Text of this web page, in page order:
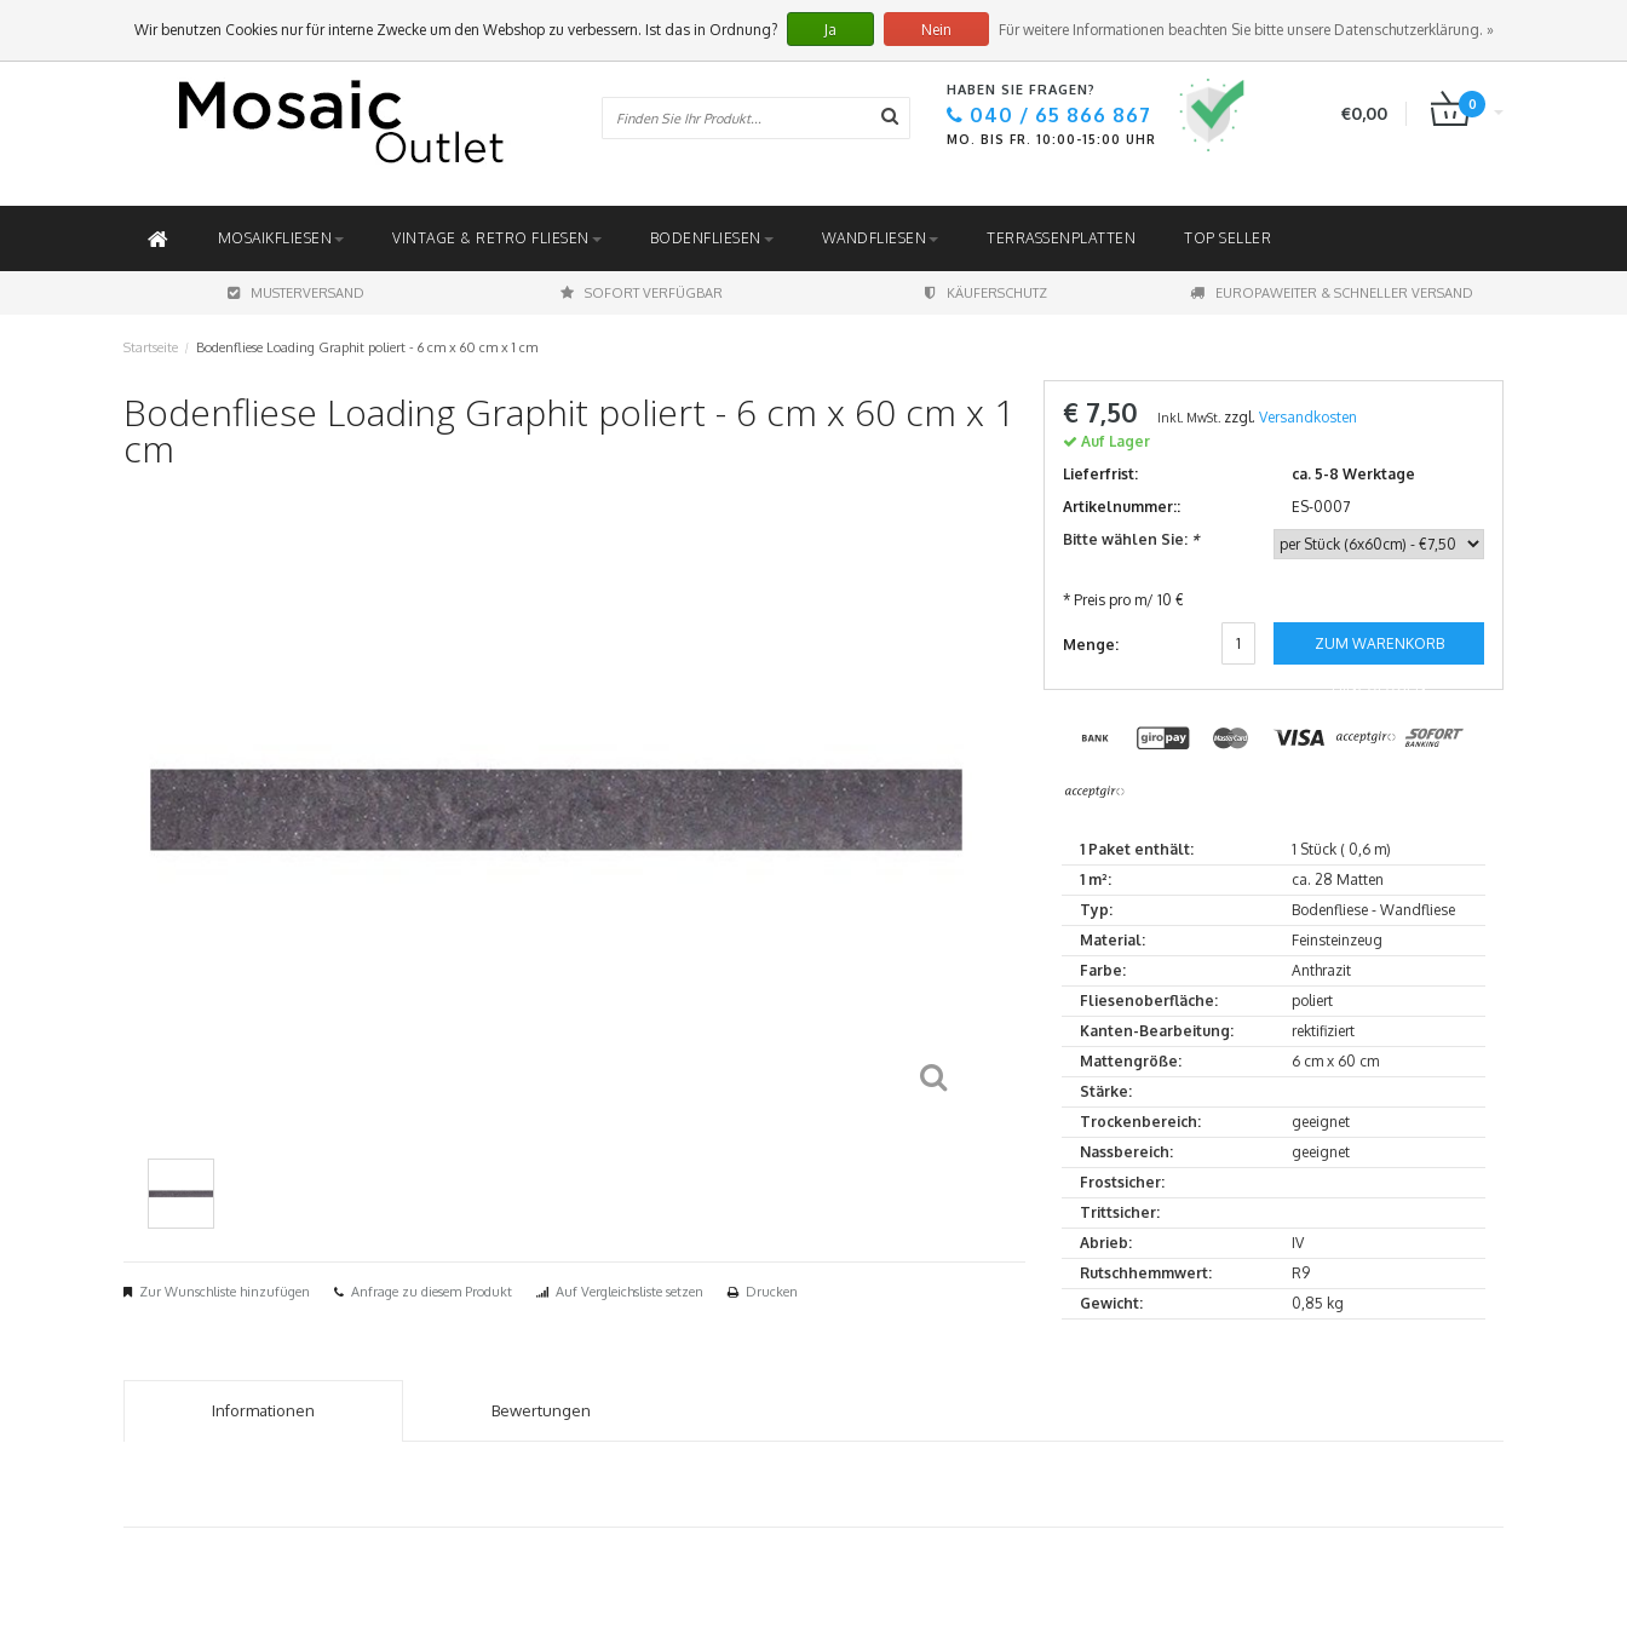
ANMELDEN KUNDENKONTO ANLEGEN
HABEN SIE FRAGEN?
040 / 65 866 867
MO. BIS FR. 10:00-15:00 UHR
€0,00 0
MOSAIKFLIESEN VINTAGE & RETRO FLIESEN BODENFLIESEN WANDFLIESEN TERRASSENPLATTEN TOP SELLER
MUSTERVERSAND SOFORT VERFÜGBAR KÄUFERSCHUTZ EUROPAWEITER & SCHNELLER VERSAND
Startseite / Bodenfliese Loading Graphit poliert - 6 cm x 60 cm x 1 cm
Bodenfliese Loading Graphit poliert - 6 cm x 60 cm x 1
cm
Zur Wunschliste hinzufügen Anfrage zu diesem Produkt Auf Vergleichsliste setzen Drucken
€ 7,50 Inkl. MwSt. zzgl. Versandkosten
Auf Lager
Lieferfrist:
ca. 5-8 Werktage
Artikelnummer::
ES-0007
Bitte wählen Sie: *
* Preis pro m/ 10 €
Menge: ZUM WARENKORB
HINZUFÜGEN
1 Paket enthält:
1 Stück ( 0,6 m)
1 m²:
ca. 28 Matten
Typ:
Bodenfliese - Wandfliese
Material:
Feinsteinzeug
Farbe:
Anthrazit
Fliesenoberfläche:
poliert
Kanten-Bearbeitung:
rektifiziert
Mattengröße:
6 cm x 60 cm
Stärke:
Trockenbereich:
geeignet
Nassbereich:
geeignet
Frostsicher:
Trittsicher:
Abrieb:
IV
Rutschhemmwert:
R9
Gewicht:
0,85 kg
Informationen Bewertungen
Wir benutzen Cookies nur für interne Zwecke um den Webshop zu verbessern. Ist das in Ordnung? Ja Nein Für weitere Informationen beachten Sie bitte unsere Datenschutzerklärung. »